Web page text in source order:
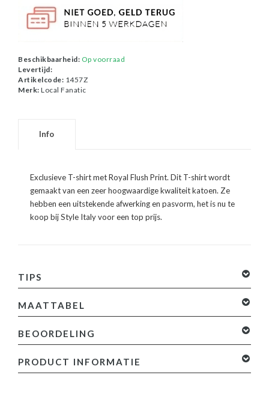
Beschikbaarheid: Op voorraad
Levertijd:
Artikelcode: 1457Z
Merk: Local Fanatic
Info
Exclusieve T-shirt met Royal Flush Print. Dit T-shirt wordt
gemaakt van een zeer hoogwaardige kwaliteit katoen. Ze
hebben een uitstekende afwerking en pasvorm, het is nu te
koop bij Style Italy voor een top prijs.
TIPS
MAATTABEL
BEOORDELING
toevoegen
PRODUCT INFORMATIE